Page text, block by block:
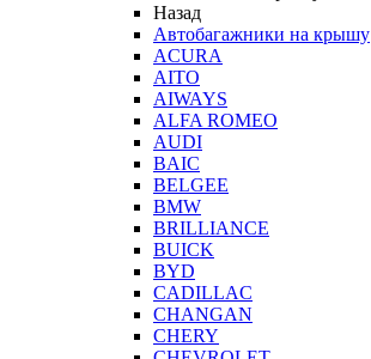
Назад
Автобагажники на крышу
ACURA
AITO
AIWAYS
ALFA ROMEO
AUDI
BAIC
BELGEE
BMW
BRILLIANCE
BUICK
BYD
CADILLAC
CHANGAN
CHERY